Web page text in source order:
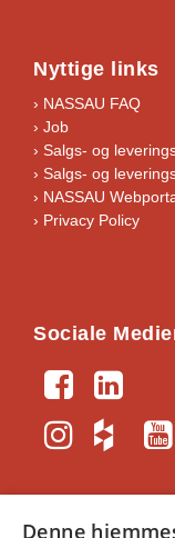
Nyttige links
› NASSAU FAQ
› Job
› Salgs- og
› Salgs- og
› NASSAU
› Privacy Policy
Sociale
Denne